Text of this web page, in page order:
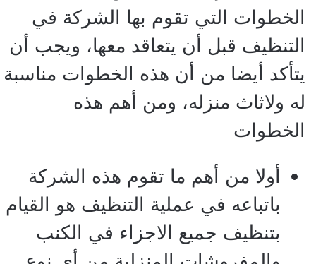
الخطوات التي تقوم بها الشركة في
التنظيف قبل أن يتعاقد معها، ويجب أن
يتأكد أيضا من أن هذه الخطوات مناسبة
له ولاثاث منزله، ومن أهم هذه
الخطوات
أولا من أهم ما تقوم هذه الشركة
باتباعه في عملية التنظيف هو القيام
بتنظيف جميع الاجزاء في الكنب